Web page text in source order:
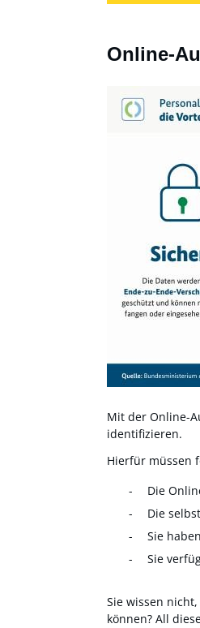
Online-
Mit der Online-
identifizieren.
Hierfür müssen
Die
Die
Sie
Sie
Sie wissen
können? All